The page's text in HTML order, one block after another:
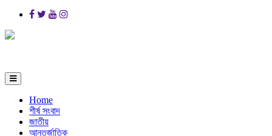
Home
শীর্ষ সংবাদ
জাতীয়
আন্তর্জাতিক